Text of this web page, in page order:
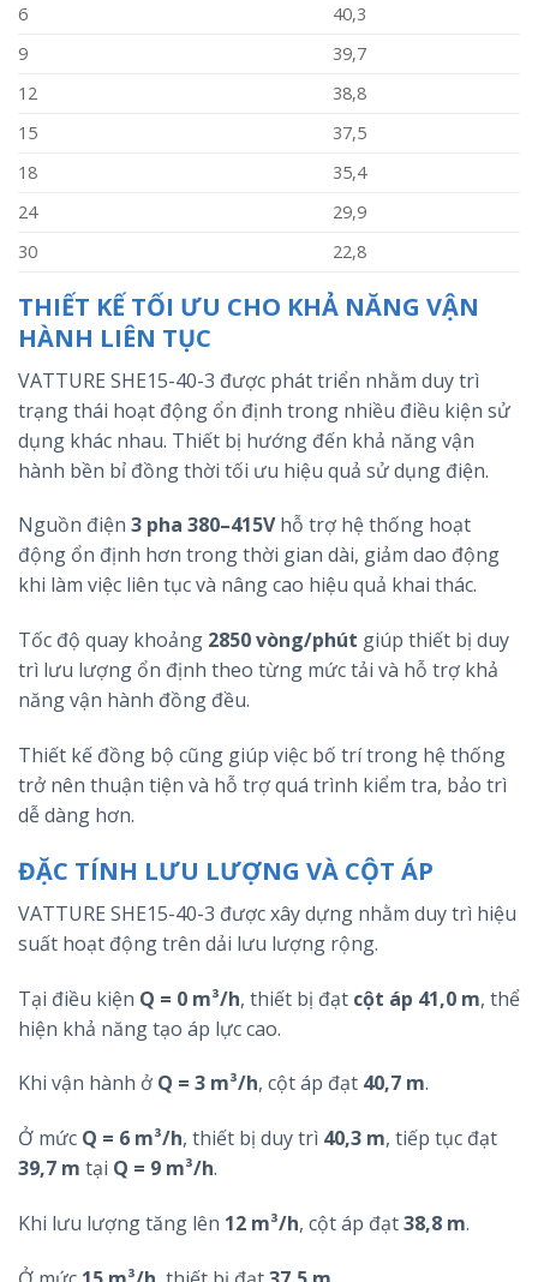
6
40,3
9
39,7
12
38,8
15
37,5
18
35,4
24
29,9
30
22,8
THIẾT KẾ TỐI ƯU CHO KHẢ NĂNG VẬN
HÀNH LIÊN TỤC
VATTURE SHE15-40-3 được phát triển nhằm duy trì
trạng thái hoạt động ổn định trong nhiều điều kiện sử
dụng khác nhau. Thiết bị hướng đến khả năng vận
hành bền bỉ đồng thời tối ưu hiệu quả sử dụng điện.
Nguồn điện 3 pha 380–415Vhỗ trợ hệ thống hoạt
động ổn định hơn trong thời gian dài, giảm dao động
khi làm việc liên tục và nâng cao hiệu quả khai thác.
Tốc độ quay khoảng 2850 vòng/phút giúp thiết bị duy
trì lưu lượng ổn định theo từng mức tải và hỗ trợ khả
năng vận hành đồng đều.
Thiết kế đồng bộ cũng giúp việc bố trí trong hệ thống
trở nên thuận tiện và hỗ trợ quá trình kiểm tra, bảo trì
dễ dàng hơn.
ĐẶC TÍNH LƯU LƯỢNG VÀ CỘT ÁP
VATTURE SHE15-40-3 được xây dựng nhằm duy trì hiệu
suất hoạt động trên dải lưu lượng rộng.
Tại điều kiện Q = 0 m³/h, thiết bị đạt cột áp 41,0 m, thể
hiện khả năng tạo áp lực cao.
Khi vận hành ở Q = 3 m³/h, cột áp đạt 40,7 m.
Ở mức Q = 6 m³/h, thiết bị duy trì 40,3 m, tiếp tục đạt
39,7 m tại Q = 9 m³/h.
Khi lưu lượng tăng lên 12 m³/h, cột áp đạt38,8 m.